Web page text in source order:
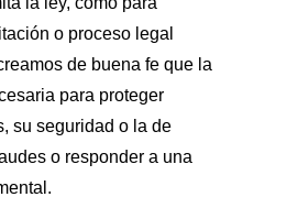
o proceso legal
de buena fe que la
para proteger
su seguridad o la de
o responder a una